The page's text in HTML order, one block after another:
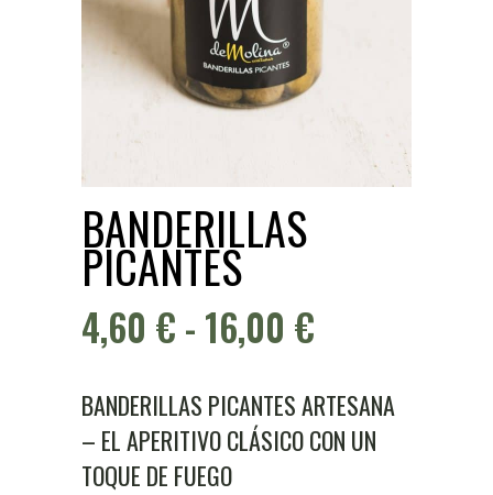
BANDERILLAS
PICANTES
4,60 € - 16,00 €
PRECIOS:
DESDE
BANDERILLAS PICANTES ARTESANA
– EL APERITIVO CLÁSICO CON UN
TOQUE DE FUEGO